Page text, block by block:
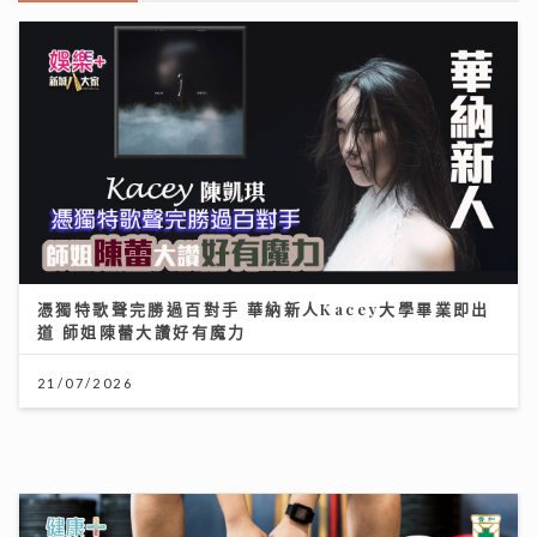
憑獨特歌聲完勝過百對手 華納新人Kacey大學畢業即出
道 師姐陳蕾大讚好有魔力
21/07/2026